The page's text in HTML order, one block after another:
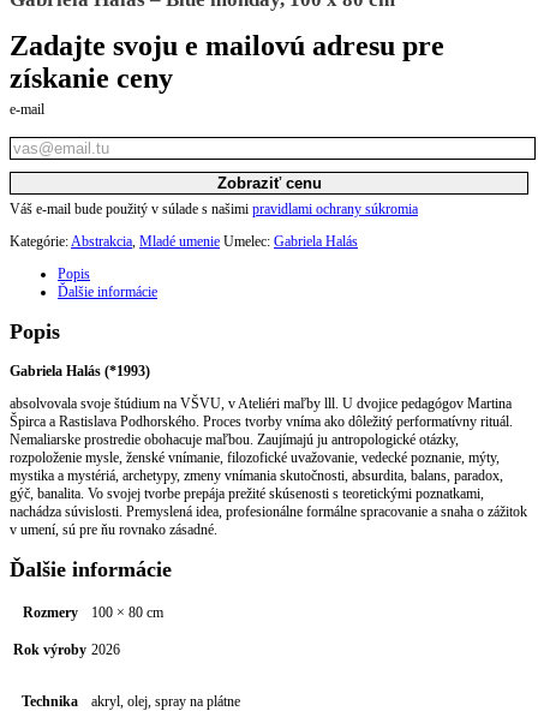
Zadajte svoju e mailovú adresu pre
získanie ceny
e-mail
Zobraziť cenu
Váš e-mail bude použitý v súlade s našimi pravidlami ochrany súkromia
Kategórie:Abstrakcia, Mladé umenie Umelec: Gabriela Halás
Popis
Ďalšie informácie
Popis
Gabriela Halás (*1993)
absolvovala svoje štúdium na VŠVU, v Ateliéri maľby lll. U dvojice pedagógov Martina
Špirca a Rastislava Podhorského. Proces tvorby vníma ako dôležitý performatívny rituál.
Nemaliarske prostredie obohacuje maľbou. Zaujímajú ju antropologické otázky,
rozpoloženie mysle, ženské vnímanie, filozofické uvažovanie, vedecké poznanie, mýty,
mystika a mystériá, archetypy, zmeny vnímania skutočnosti, absurdita, balans, paradox,
gýč, banalita. Vo svojej tvorbe prepája prežité skúsenosti s teoretickými poznatkami,
nachádza súvislosti. Premyslená idea, profesionálne formálne spracovanie a snaha o zážitok
v umení, sú pre ňu rovnako zásadné.
Ďalšie informácie
Rozmery 100 × 80 cm
Rok výroby 2026
Technika akryl, olej, spray na plátne